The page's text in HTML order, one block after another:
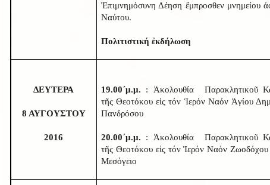
Ἐπιμνημόσυνη Δέηση ἔμπροσθεν μνημείου
Ναύτου.
Πολιτιστική ἐκδήλωση
ΔΕΥΤΕΡΑ
8 ΑΥΓΟΥΣΤΟΥ
2016
19.00΄μ.μ. : Ἀκολουθία Παρακλητικοῦ
τῆς Θεοτόκου εἰς τόν Ἱερόν Ναόν Ἁγίου
Πανδρόσου
20.00΄μ.μ. : Ἀκολουθία Παρακλητικοῦ
τῆς Θεοτόκου εἰς τόν Ἱερόν Ναόν
Μεσόγειο